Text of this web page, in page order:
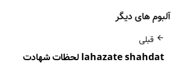
آلبوم های دیگر
قبلی
lahazate shahdat لحظات شهادت